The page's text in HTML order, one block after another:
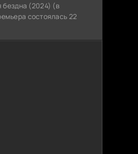
бездна (2024) (в
состоялась 22